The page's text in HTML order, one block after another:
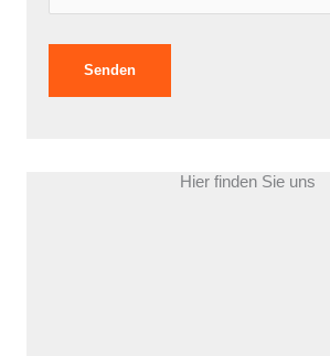
Hier finden Sie uns